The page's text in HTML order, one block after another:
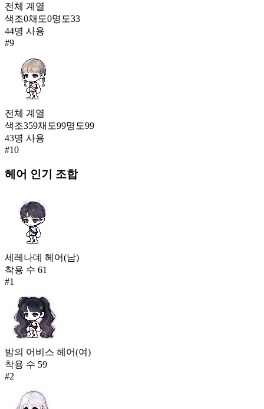
전체 계열
색조0채도0명도33
44명 사용
#9
전체 계열
색조359채도99명도99
43명 사용
#10
헤어 인기 조합
세레나데 헤어(남)
착용 수 61
#1
밤의 어비스 헤어(여)
착용 수 59
#2